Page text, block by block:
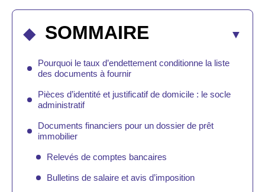
SOMMAIRE
Pourquoi le taux d’endettement conditionne la liste
des documents à fournir
Pièces d’identité et justificatif de domicile : le socle
administratif
Documents financiers pour un dossier de prêt
immobilier
Relevés de comptes bancaires
Bulletins de salaire et avis d’imposition